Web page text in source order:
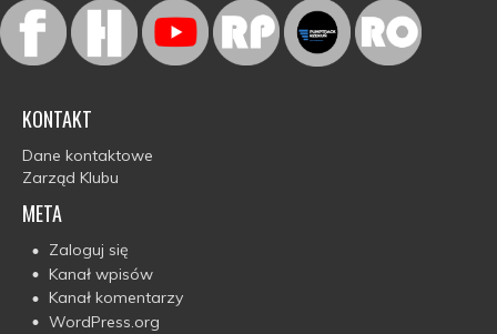
KONTAKT
Dane kontaktowe
Zarząd Klubu
META
Zaloguj się
Kanał wpisów
Kanał komentarzy
WordPress.org